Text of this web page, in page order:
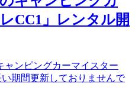
CC1」レンタル開
ャンピングカーマイスター
期間更新しておりませんで